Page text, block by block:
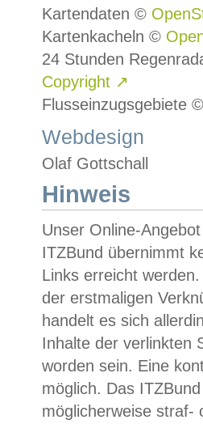
Kartendaten ©
Kartenkacheln ©
24 Stunden
Copyright ↗
Flusseinzugsgebiete
Webdesign
Olaf Gottschall
Hinweis
Unser Online-
ITZBund übernimmt
Links erreicht
der erstmaligen
handelt es sich
Inhalte der verlinkten
worden sein. Eine
möglich. Das
möglicherweise straf-